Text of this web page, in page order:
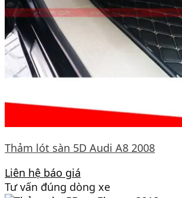
Thảm lót sàn 5D Audi A8 2008
Liên hệ báo giá
Tư vấn đúng dòng xe